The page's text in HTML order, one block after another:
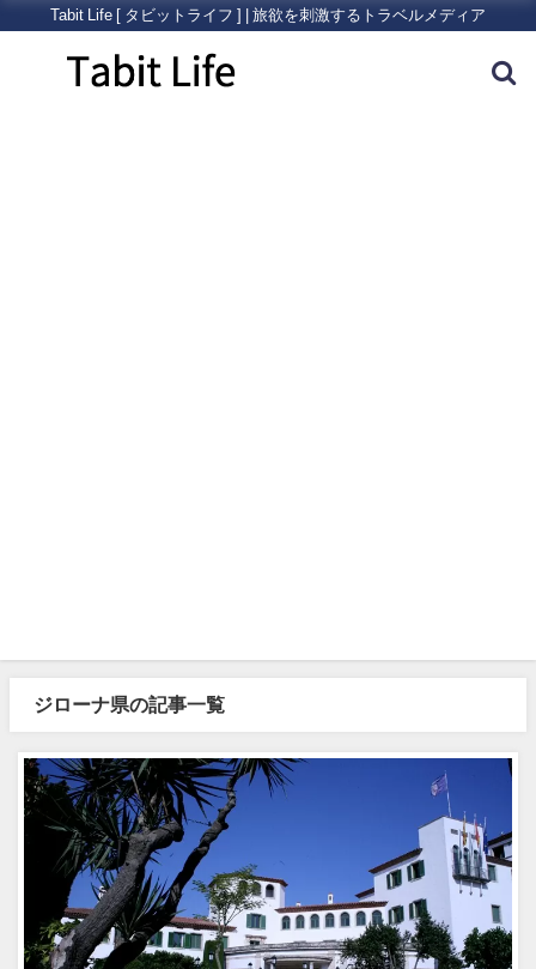
Tabit Life [ タビットライフ ] | 旅欲を刺激するトラベルメディア
ジローナ県の記事一覧